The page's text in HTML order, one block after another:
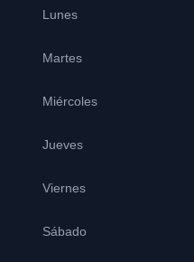
Lunes
Martes
Miércoles
Jueves
Viernes
Sábado